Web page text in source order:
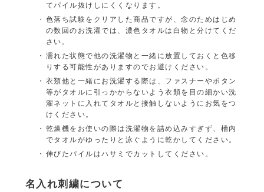
てパイル抜けしにくくなります。
色落ち試験をクリアした商品ですが、念のためはじめ
の数回のお洗濯では、濃色タオルは白物と分けてくだ
さい。
濡れた状態で他の洗濯物と一緒に放置しておくと色移
りする可能性がありますのでお避けください。
衣類他と一緒にお洗濯する際は、ファスナーやボタン
等がタオルに引っかからないよう衣類を目の細かい洗
濯ネットに入れてタオルと接触しないようにお気をつ
けください。
乾燥機をお使いの際は洗濯物を詰め込みすぎず、槽内
でタオルがゆったりと泳ぐように乾かしてください。
伸びたパイルはハサミでカットしてください。
名入れ刺繍について